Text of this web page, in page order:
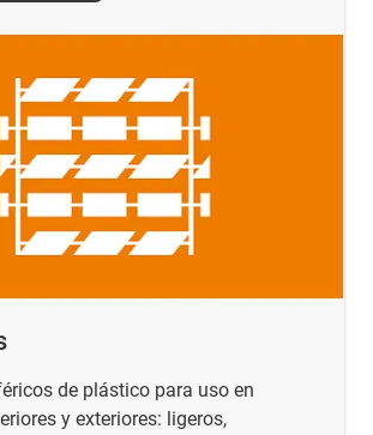
de plástico para uso en
y exteriores: ligeros,